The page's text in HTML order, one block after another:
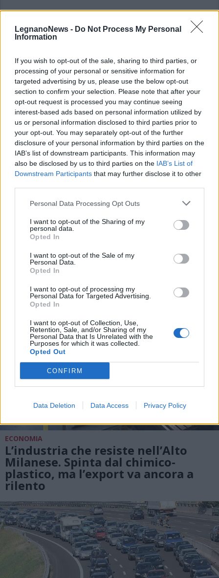
LegnanoNews - Do Not Process My Personal
Information
If you wish to opt-out of the sale, sharing to third parties, or
processing of your personal or sensitive information for
targeted advertising by us, please use the below opt-out
section to confirm your selection. Please note that after your
opt-out request is processed you may continue seeing
interest-based ads based on personal information utilized by
us or personal information disclosed to third parties prior to
your opt-out. You may separately opt-out of the further
disclosure of your personal information by third parties on the
IAB’s list of downstream participants. This information may
also be disclosed by us to third parties on the IAB’s List of
Downstream Participants that may further disclose it to other
Personal Data Processing Opt Outs
I want to opt-out of the Sharing of my
personal data.
Opted In
I want to opt-out of the Sale of my
Personal Data.
Opted In
I want to opt-out of processing my
Personal Data for Targeted Advertising.
Opted In
I want to opt-out of Collection, Use,
Retention, Sale, and/or Sharing of my
Personal Data that Is Unrelated with the
Purposes for which it was collected.
Opted Out
CONFIRM
Data Deletion Data Access Privacy Policy
ALTRE NOTIZIE DI NERVIANO
Tra stelle, trekking ed
enogastronomia e notte di San
cadenti in Lombardia
ECONOMIA
L’industria che resiste nell’Alto
Milanese. Spinta dal chimico-
plastico, ma l’export va ancora a
rilento